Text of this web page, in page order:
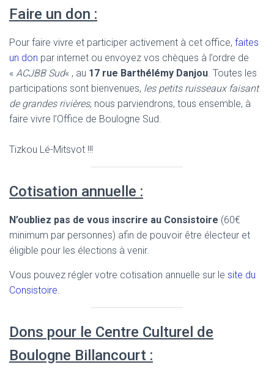
Faire un don :
Pour faire vivre et participer activement à cet office, faites
un don par internet ou envoyez vos chèques à l’ordre de
« ACJBB Sud« , au 17 rue Barthélémy Danjou. Toutes les
participations sont bienvenues, les petits ruisseaux faisant
de grandes rivières, nous parviendrons, tous ensemble, à
faire vivre l’Office de Boulogne Sud.
Tizkou Lé-Mitsvot !!!
Cotisation annuelle :
N’oubliez pas de vous inscrire au Consistoire (60€
minimum par personnes) afin de pouvoir être électeur et
éligible pour les élections à venir.
Vous pouvez régler votre cotisation annuelle sur le site du
Consistoire.
Dons pour le Centre Culturel de
Boulogne Billancourt :